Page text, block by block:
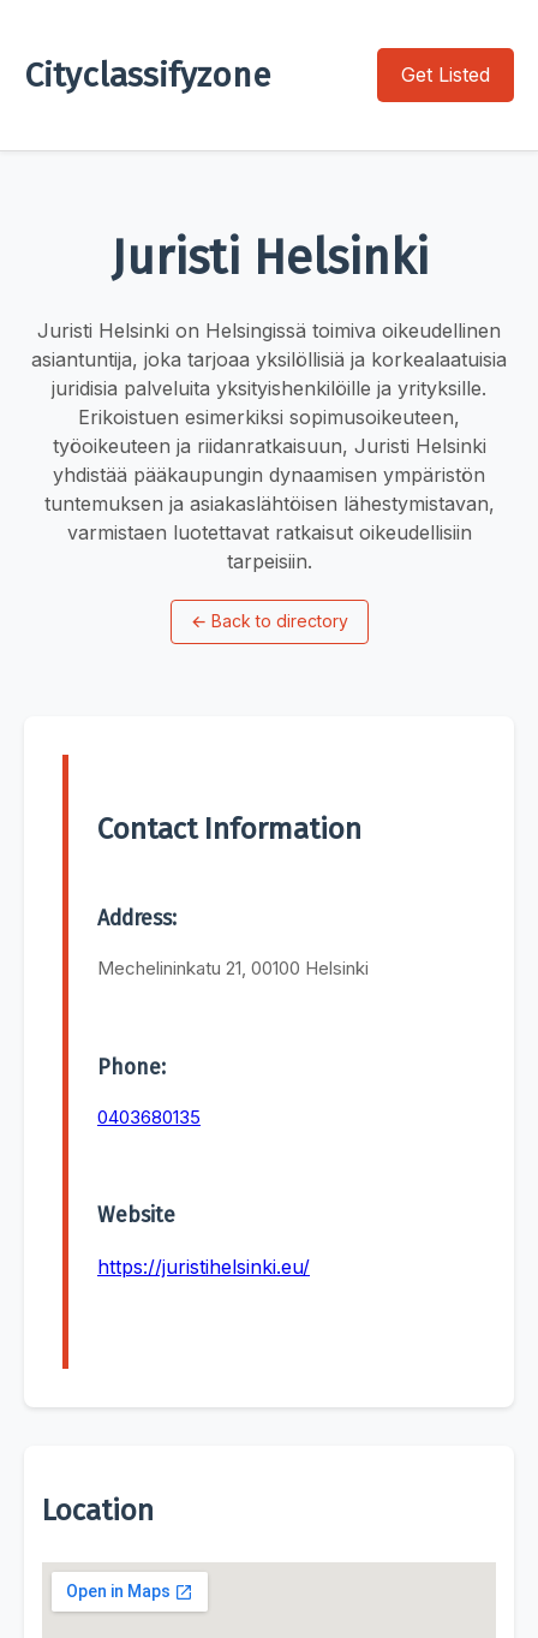
Cityclassifyzone Get Listed
Juristi Helsinki
Juristi Helsinki on Helsingissä toimiva oikeudellinen
asiantuntija, joka tarjoaa yksilöllisiä ja korkealaatuisia
juridisia palveluita yksityishenkilöille ja yrityksille.
Erikoistuen esimerkiksi sopimusoikeuteen,
työoikeuteen ja riidanratkaisuun, Juristi Helsinki
yhdistää pääkaupungin dynaamisen ympäristön
tuntemuksen ja asiakaslähtöisen lähestymistavan,
varmistaen luotettavat ratkaisut oikeudellisiin
tarpeisiin.
← Back to directory
Contact Information
Address:
Mechelininkatu 21, 00100 Helsinki
Phone:
0403680135
Website
https://juristihelsinki.eu/
Location